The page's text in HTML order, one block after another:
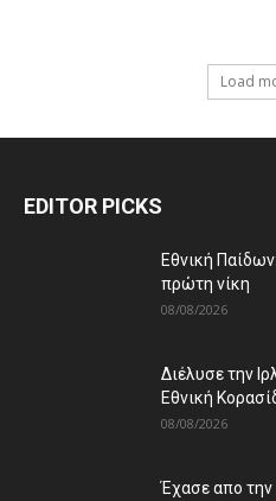
Load
EDITOR PICKS
Εθνική
πρώτη νίκη
08/08/2026
Διέλυσε την
Εθνική
08/08/2026
Έχασε απο την